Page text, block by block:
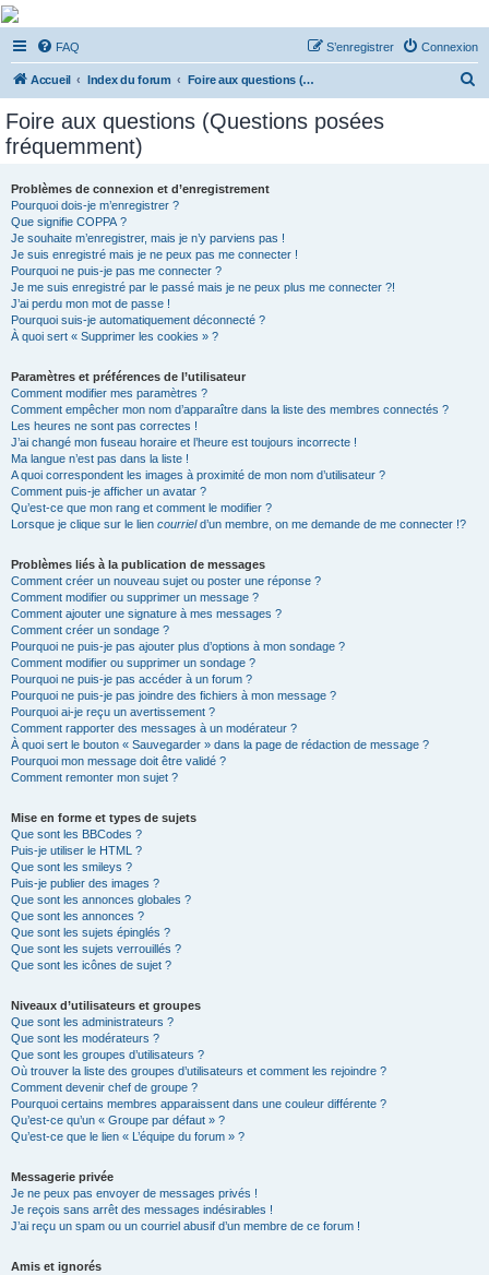
De Musicae Militari -
Forums
Forums de discussions
FAQ Connexion
S’enregistrer
Accueil Index du forum Foire aux questions (Questions posées fréquemment)
Foire aux questions (Questions posées
fréquemment)
Problèmes de connexion et d’enregistrement
Pourquoi dois-je m’enregistrer ?
Que signifie COPPA ?
Je souhaite m’enregistrer, mais je n’y parviens pas !
Je suis enregistré mais je ne peux pas me connecter !
Pourquoi ne puis-je pas me connecter ?
Je me suis enregistré par le passé mais je ne peux plus me connecter ?!
J’ai perdu mon mot de passe !
Pourquoi suis-je automatiquement déconnecté ?
À quoi sert « Supprimer les cookies » ?
Paramètres et préférences de l’utilisateur
Comment modifier mes paramètres ?
Comment empêcher mon nom d’apparaître dans la liste des membres connectés ?
Les heures ne sont pas correctes !
J’ai changé mon fuseau horaire et l’heure est toujours incorrecte !
Ma langue n’est pas dans la liste !
A quoi correspondent les images à proximité de mon nom d’utilisateur ?
Comment puis-je afficher un avatar ?
Qu’est-ce que mon rang et comment le modifier ?
Lorsque je clique sur le lien courrield’un membre, on me demande de me connecter !?
Problèmes liés à la publication de messages
Comment créer un nouveau sujet ou poster une réponse ?
Comment modifier ou supprimer un message ?
Comment ajouter une signature à mes messages ?
Comment créer un sondage ?
Pourquoi ne puis-je pas ajouter plus d’options à mon sondage ?
Comment modifier ou supprimer un sondage ?
Pourquoi ne puis-je pas accéder à un forum ?
Pourquoi ne puis-je pas joindre des fichiers à mon message ?
Pourquoi ai-je reçu un avertissement ?
Comment rapporter des messages à un modérateur ?
À quoi sert le bouton « Sauvegarder » dans la page de rédaction de message ?
Pourquoi mon message doit être validé ?
Comment remonter mon sujet ?
Mise en forme et types de sujets
Que sont les BBCodes ?
Puis-je utiliser le HTML ?
Que sont les smileys ?
Puis-je publier des images ?
Que sont les annonces globales ?
Que sont les annonces ?
Que sont les sujets épinglés ?
Que sont les sujets verrouillés ?
Que sont les icônes de sujet ?
Niveaux d’utilisateurs et groupes
Que sont les administrateurs ?
Que sont les modérateurs ?
Que sont les groupes d’utilisateurs ?
Où trouver la liste des groupes d’utilisateurs et comment les rejoindre ?
Comment devenir chef de groupe ?
Pourquoi certains membres apparaissent dans une couleur différente ?
Qu’est-ce qu’un « Groupe par défaut » ?
Qu’est-ce que le lien « L’équipe du forum » ?
Messagerie privée
Je ne peux pas envoyer de messages privés !
Je reçois sans arrêt des messages indésirables !
J’ai reçu un spam ou un courriel abusif d’un membre de ce forum !
Amis et ignorés